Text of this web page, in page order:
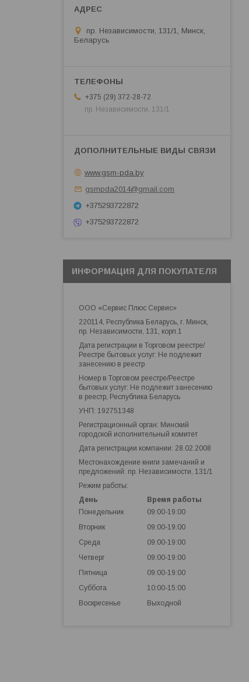
пр. Независимости, 131/1, Минск,
Беларусь
+375 (29) 372-28-72
пр. Независимости, 131/1
www.gsm-pda.by
gsmpda2014@gmail.com
+375293722872
+375293722872
ИНФОРМАЦИЯ ДЛЯ ПОКУПАТЕЛЯ
ООО «Сервис Плюс Сервис»
220114, Республика Беларусь, г. Минск,
пр. Независимости, 131, корп.1
Дата регистрации в Торговом реестре/
Реестре бытовых услуг: Не подлежит
занесению в реестр
Номер в Торговом реестре/Реестре
бытовых услуг: Не подлежит занесению
в реестр, Республика Беларусь
УНП: 192751348
Регистрационный орган: Минский
городской исполнительный комитет
Дата регистрации компании: 28.02.2008
Местонахождение книги замечаний и
предложений: пр. Независимости, 131/1
Режим работы:
День
Время работы
Понедельник
09:00-19:00
Вторник
09:00-19:00
Среда
09:00-19:00
Четверг
09:00-19:00
Пятница
09:00-19:00
Суббота
10:00-15:00
Воскресенье
Выходной